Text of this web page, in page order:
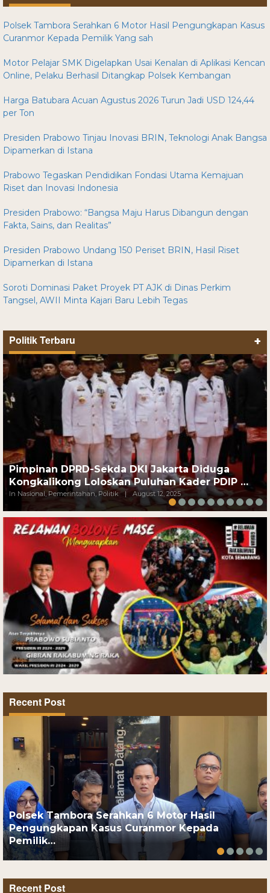
Polsek Tambora Serahkan 6 Motor Hasil Pengungkapan Kasus
Curanmor Kepada Pemilik Yang sah
Motor Pelajar SMK Digelapkan Usai Kenalan di Aplikasi Kencan
Online, Pelaku Berhasil Ditangkap Polsek Kembangan
Harga Batubara Acuan Agustus 2026 Turun Jadi USD 124,44
per Ton
Presiden Prabowo Tinjau Inovasi BRIN, Teknologi Anak Bangsa
Dipamerkan di Istana
Prabowo Tegaskan Pendidikan Fondasi Utama Kemajuan
Riset dan Inovasi Indonesia
Presiden Prabowo: “Bangsa Maju Harus Dibangun dengan
Fakta, Sains, dan Realitas”
Presiden Prabowo Undang 150 Periset BRIN, Hasil Riset
Dipamerkan di Istana
Soroti Dominasi Paket Proyek PT AJK di Dinas Perkim
Tangsel, AWII Minta Kajari Baru Lebih Tegas
Politik Terbaru +
Pimpinan DPRD-Sekda DKI Jakarta Diduga
Kongkalikong Loloskan Puluhan Kader PDIP …
In Nasional, Pemerintahan, Politik | August 12, 2025
Recent Post
Polsek Tambora Serahkan 6 Motor Hasil
Pengungkapan Kasus Curanmor Kepada
Pemilik…
Recent Post